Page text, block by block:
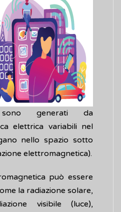
sono generati da
elettrica variabili nel
nello spazio sotto
elettromagnetica).
può essere
la radiazione solare,
visibile (luce),